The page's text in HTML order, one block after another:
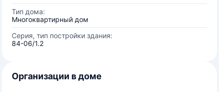
Тип дома:
Многоквартирный дом
Серия, тип постройки здания:
84-06/1.2
Организации в доме